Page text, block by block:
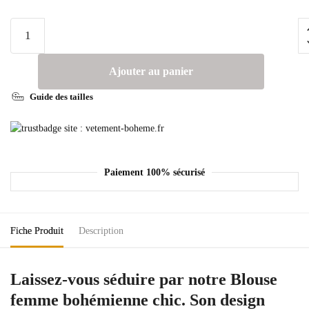
Ajouter au panier
Guide des tailles
Paiement 100% sécurisé
Fiche Produit Description
Laissez-vous séduire par notre Blouse
femme bohémienne chic. Son design